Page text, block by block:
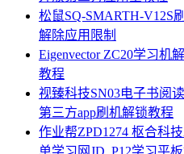
松鼠SQ-SMARTH-V12S
解除应用限制
Eigenvector ZC20学习机
教程
视臻科技SN03电子书阅
第三方app刷机解锁教程
作业帮ZPD1274 枢合科